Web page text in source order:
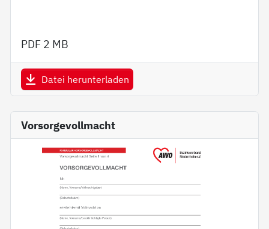
PDF 2 MB
Datei herunterladen
Vorsorgevollmacht